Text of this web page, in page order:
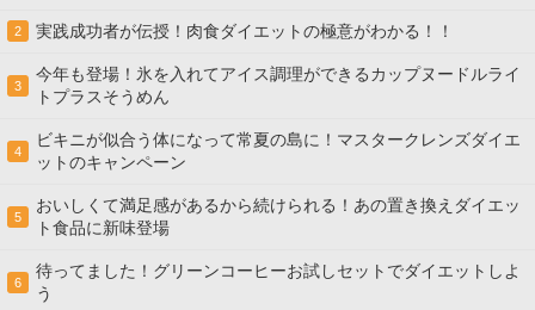
2 実践成功者が伝授！肉食ダイエットの極意がわかる！！
3
今年も登場！氷を入れてアイス調理ができるカップヌードルライ
トプラスそうめん
4
ビキニが似合う体になって常夏の島に！マスタークレンズダイエ
ットのキャンペーン
5
おいしくて満足感があるから続けられる！あの置き換えダイエッ
ト食品に新味登場
6
待ってました！グリーンコーヒーお試しセットでダイエットしよ
う